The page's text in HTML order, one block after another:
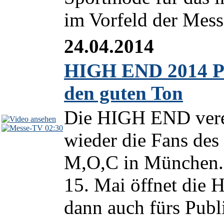
im Vorfeld der
02:30
24.04.2014
HIGH END 2014
den guten Ton
Die HIGH END
wieder die Fans
M,O,C in
15. Mai öffnet die
dann auch fürs